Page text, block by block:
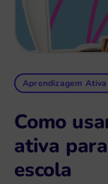
Aprendizagem Ativa
Como
ativa
escola